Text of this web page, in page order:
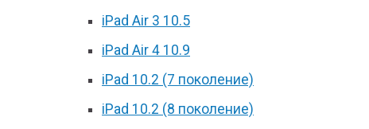
iPad Air 3 10.5
iPad Air 4 10.9
iPad 10.2 (7 поколение)
iPad 10.2 (8 поколение)